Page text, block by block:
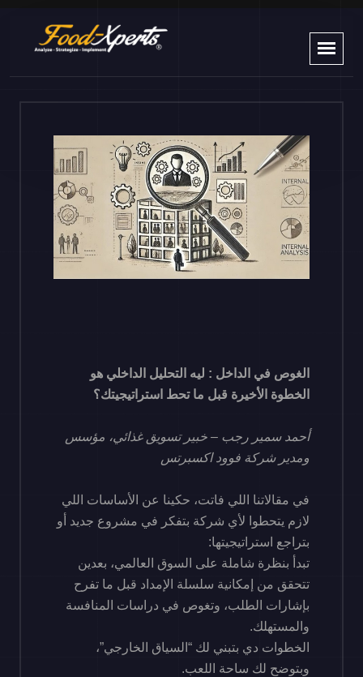
الغوص في الداخل : ليه التحليل الداخلي هو
الخطوة الأخيرة قبل ما تحط استراتيجيتك؟
أحمد سمير رجب – خبير تسويق غذائي، مؤسس
ومدير شركة فوود اكسبرتس
في مقالاتنا اللي فاتت، حكينا عن الأساسات اللي
لازم يتحطوا لأي شركة بتفكر في مشروع جديد أو
بتراجع استراتيجيتها:
تبدأ بنظرة شاملة على السوق العالمي، بعدين
تتحقق من إمكانية سلسلة الإمداد قبل ما تفرح
بإشارات الطلب، وتغوص في دراسات المنافسة
والمستهلك.
الخطوات دي بتبني لك “السياق الخارجي”،
وبتوضح لك ساحة اللعب.